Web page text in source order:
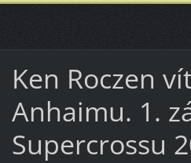
Ken Roczen
Anhaimu. 1.
Supercrossu